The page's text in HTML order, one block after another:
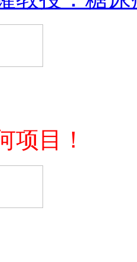
项目！